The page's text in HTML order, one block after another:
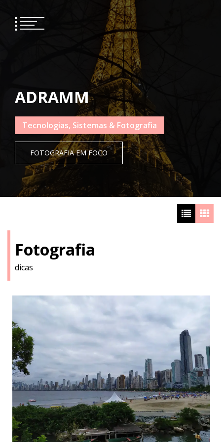
content
ADRAMM
Tecnologias, Sistemas & Fotografia
FOTOGRAFIA EM FOCO
Fotografia
dicas